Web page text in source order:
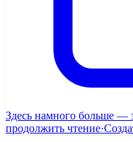
Здесь намного больше —
продолжить чтение·